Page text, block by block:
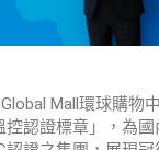
Mall環球購物
控認證標章」，為